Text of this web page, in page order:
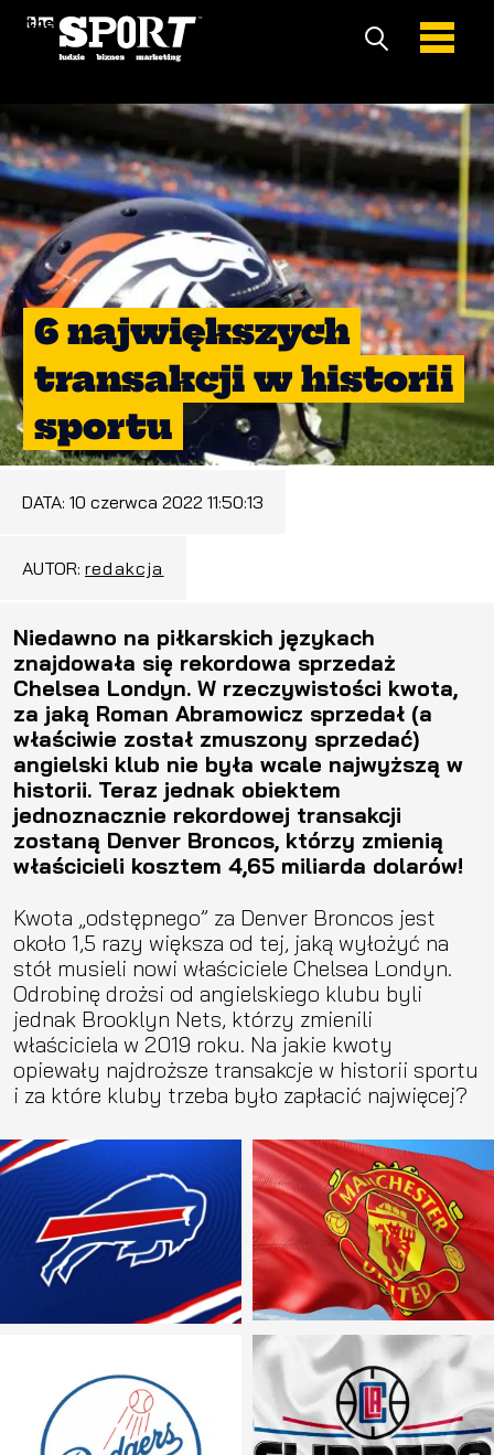
6 największych
transakcji w historii
sportu
DATA: 10 czerwca 2022 11:50:13
AUTOR: redakcja
Niedawno na piłkarskich językach
znajdowała się rekordowa sprzedaż
Chelsea Londyn. W rzeczywistości kwota,
za jaką Roman Abramowicz sprzedał (a
właściwie został zmuszony sprzedać)
angielski klub nie była wcale najwyższą w
historii. Teraz jednak obiektem
jednoznacznie rekordowej transakcji
zostaną Denver Broncos, którzy zmienią
właścicieli kosztem 4,65 miliarda dolarów!
Kwota „odstępnego” za Denver Broncos jest
około 1,5 razy większa od tej, jaką wyłożyć na
stół musieli nowi właściciele Chelsea Londyn.
Odrobinę drożsi od angielskiego klubu byli
jednak Brooklyn Nets, którzy zmienili
właściciela w 2019 roku. Na jakie kwoty
opiewały najdroższe transakcje w historii sportu
i za które kluby trzeba było zapłacić najwięcej?